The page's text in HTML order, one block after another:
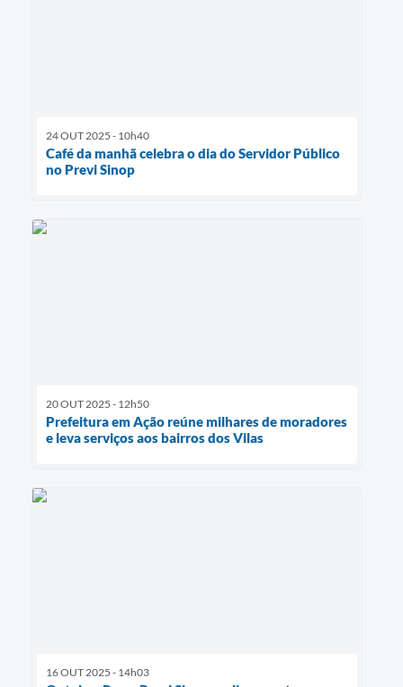
24 OUT 2025 - 10h40
Café da manhã celebra o dia do Servidor Público
no Previ Sinop
20 OUT 2025 - 12h50
Prefeitura em Ação reúne milhares de moradores
e leva serviços aos bairros dos Vilas
16 OUT 2025 - 14h03